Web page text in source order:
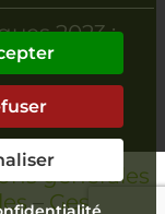
2023 :
générales
–Gestion